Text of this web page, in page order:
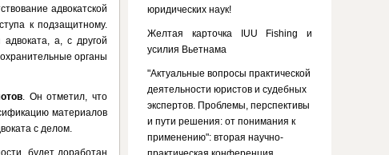
адвокатской
к подзащитному.
а, с другой
органы
. Он отметил, что
материалов
с делом.
будет доработан
юридических наук!
Желтая карточка IUU Fishing и
усилия Вьетнама
"Актуальные вопросы практической
деятельности юристов и судебных
экспертов. Проблемы, перспективы
и пути решения: от понимания к
применению": вторая научно-